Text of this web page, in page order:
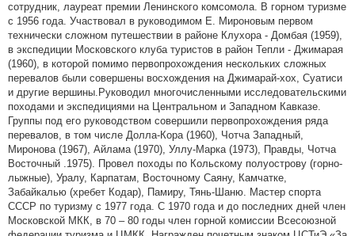
сотрудник, лауреат премии Ленинского комсомола. В горном туризме
с 1956 года. Участвовал в руководимом Е. Мироновым первом
технически сложном путешествии в районе Клухора - Домбая (1959),
в экспедиции Московского клуба туристов в район Тепли - Джимарая
(1960), в которой помимо первопрохождения нескольких сложных
перевалов были соверше­ны восхождения на Джимарай-хох, Суатиси
и другие вершины.Руководил многочисленными исследовательскими
походами и экспедициями на Центральном и Западном Кавказе.
Группы под его руководством совершили первопрохождения ряда
перевалов, в том числе Долла-Кора (1960), Чотча Западный,
Миронова (1967), Айлама (1970), Уллу-Марка (1973), Правды, Чотча
Восточный .1975). Провел походы по Кольско­му полуострову (горно-
лыжные), Уралу, Карпатам, Восточному Саяну, Камчатке,
Забайкалью (хребет Кодар), Памиру, Тянь-Шаню. Мастер спорта
СССР по туризму с 1977 года. С 1970 года и до последних дней член
Московской МКК, в 70 – 80 годы член горной комиссии Всесоюзной